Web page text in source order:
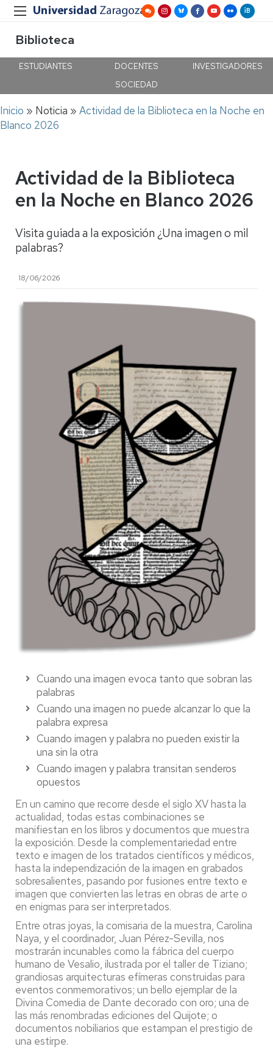
Biblioteca
ESTUDIANTES DOCENTES
INVESTIGADORES
SOCIEDAD
Ruta
de
Inicio Noticia
Actividad de la Biblioteca en la Noche en
Blanco 2026
Actividad de la Biblioteca
en la Noche en Blanco 2026
Visita guiada a la exposición ¿Una imagen o mil
palabras?
18/06/2026
Cuando una imagen evoca tanto que sobran las
palabras
Cuando una imagen no puede alcanzar lo que la
palabra expresa
Cuando imagen y palabra no pueden existir la
una sin la otra
Cuando imagen y palabra transitan senderos
opuestos
En un camino que recorre desde el siglo XV hasta la
actualidad, todas estas combinaciones se
manifiestan en los libros y documentos que muestra
la exposición. Desde la complementariedad entre
texto e imagen de los tratados científicos y médicos,
hasta la independización de la imagen en grabados
sobresalientes, pasando por fusiones entre texto e
imagen que convierten las letras en obras de arte o
en enigmas para ser interpretados.
Entre otras joyas, la comisaria de la muestra, Carolina
Naya, y el coordinador, Juan Pérez-Sevilla, nos
mostrarán incunables como la fábrica del cuerpo
humano de Vesalio, ilustrada por el taller de Tiziano;
grandiosas arquitecturas efímeras construidas para
eventos conmemorativos; un bello ejemplar de la
Divina Comedia de Dante decorado con oro; una de
las más renombradas ediciones del Quijote; o
documentos nobiliarios que estampan el prestigio de
una estirpe.